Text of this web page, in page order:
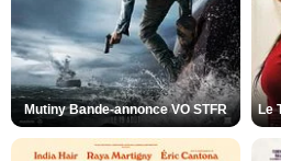
Mutiny Bande-annonce VO STFR Le